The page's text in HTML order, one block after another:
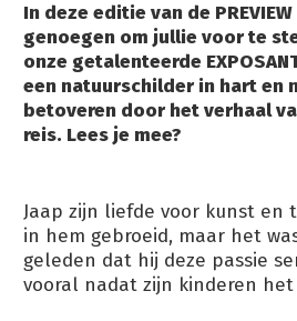
In deze editie van de
genoegen om jullie voor te
onze getalenteerde
een natuurschilder in hart en
betoveren door het verhaal
reis. Lees je mee?
Jaap zijn liefde voor kunst
in hem gebroeid, maar het
geleden dat hij deze passie
vooral nadat zijn kinderen